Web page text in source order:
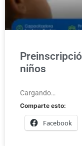
niños
Cargando…
Comparte esto:
Facebook